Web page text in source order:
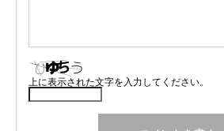
上に表示された文字を入力してください。